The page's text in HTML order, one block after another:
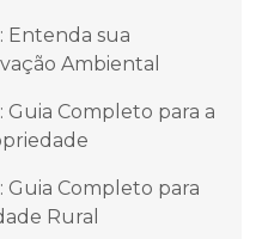
Entenda sua
Ambiental
Completo para a
Guia Completo para
Rural